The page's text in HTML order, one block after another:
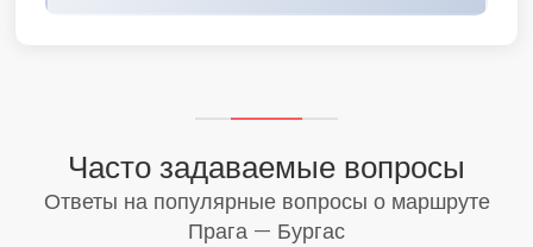
Часто задаваемые вопросы
Ответы на популярные вопросы о маршруте
Прага — Бургас